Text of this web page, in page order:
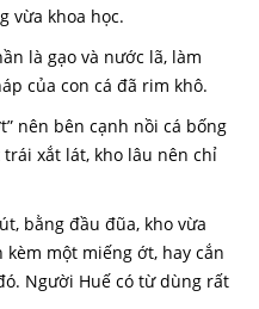
vừa khoa học.
là gạo và nước lã, làm
của con cá đã rim khô.
nên bên cạnh nồi cá bống
xắt lát, kho lâu nên chỉ
bằng đầu đũa, kho vừa
một miếng ớt, hay cắn
Người Huế có từ dùng rất